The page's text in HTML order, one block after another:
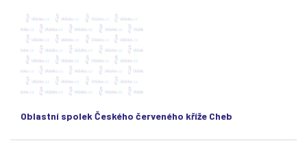
Oblastní spolek Českého červeného kříže Cheb